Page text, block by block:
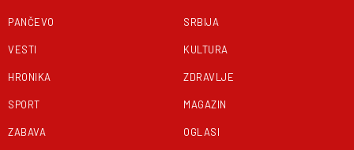
PANČEVO
VESTI
HRONIKA
SPORT
ZABAVA
SRBIJA
KULTURA
ZDRAVLJE
MAGAZIN
OGLASI